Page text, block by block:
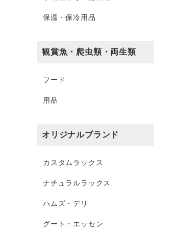
保温・保冷用品
観賞魚・爬虫類・両生類
フード
用品
オリジナルブランド
カスタムラックス
ナチュラルラックス
ハムズ・デリ
グート・エッセン